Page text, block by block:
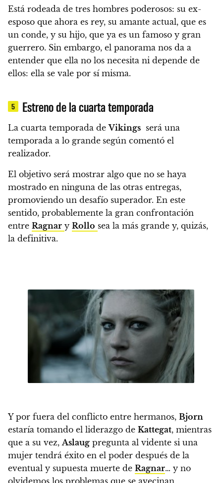
Está rodeada de tres hombres poderosos: su ex-
esposo que ahora es rey, su amante actual, que es
un conde, y su hijo, que ya es un famoso y gran
guerrero. Sin embargo, el panorama nos da a
entender que ella no los necesita ni depende de
ellos: ella se vale por sí misma.
5 Estreno de la cuarta temporada
La cuarta temporada deVikings será una
temporada a lo grande según comentó el
realizador.
El objetivo será mostrar algo que no se haya
mostrado en ninguna de las otras entregas,
promoviendo un desafío superador. En este
sentido, probablemente la gran confrontación
entre Ragnar y Rollo sea la más grande y, quizás,
la definitiva.
Y por fuera del conflicto entre hermanos, Bjorn
estaría tomando el liderazgo de Kattegat, mientras
que a su vez,Aslaug pregunta al vidente si una
mujer tendrá éxito en el poder después de la
eventual y supuesta muerte de Ragnar… y no